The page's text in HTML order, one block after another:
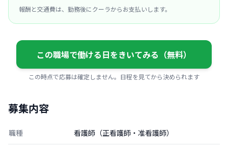
報酬と交通費は、勤務後にクーラからお支払いします。
この職場で働ける日をきいてみる（無料）
この時点で応募は確定しません。日程を見てから決められます
募集内容
職種 看護師（正看護師・准看護師）